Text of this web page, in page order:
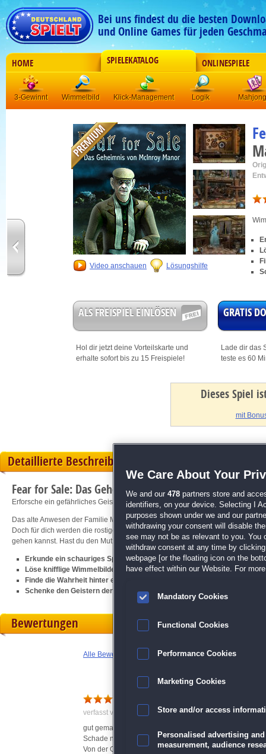
Bei uns findest du die besten
und Online Games für jeden
HOME SPIELEKATALOG ONLINESPIELE
3-Gewinnt Wimmelbild Klick-Management Logik Mahjong
Video anschauen Lösungshilfe
ALS FREISPIEL EINLÖSEN
Hol dir jetzt deine Vorteilskarte und
erhalte sofort bis zu 15 Freispiele!
GRATIS
Lade dir das
teste es 60
Dieses Spiel
mit
Detaillierte Beschreibung
Fear for Sale: Das Geheimnis von McInroy Manor
Erforsche ein gefährliches Geisterhaus!
Das alte Anwesen der Familie McInroy ist seit vielen, vielen Jahren verlassen
Doch für dich werden die rostigen Tore erstmals wieder geöffnet, damit du
gehen kannst. Hast du den Mut, über die Schwelle zu treten und dich
Erkunde ein schauriges Spukhaus voller Geheimnisse
Löse knifflige Wimmelbilder und trickreiche Minispiele
Finde die Wahrheit hinter einer packenden Gruselgeschichte
Schenke den Geistern der Vergangenheit endlich ihren Frieden
Bewertungen
Alle Bewertungen anzeigen
verfasst von Claudia am 13.09.2015 um 18:21
gut gemachtes Spiel. Die Suchbilder sind schön
Schade nur, dass es keine Karte gibt wo man an die
Von der Grafik her ist es auch klasse gemacht.
We Care About Your
We and our 478 partners store and
identifiers, on your device. Selecting I
purposes shown under we and our
withdrawing your consent will disable
see may not be as relevant to you. You
withdraw consent at any time by
webpage [or the floating icon on the
have effect within our Website. For
Mandatory Cookies
Functional Cookies
Performance Cookies
Marketing Cookies
Store and/or access
Personalised advertising
measurement, audience